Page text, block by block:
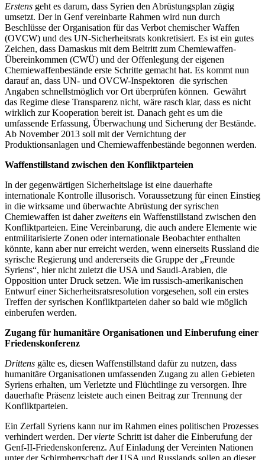
Erstens geht es darum, dass Syrien den Abrüstungsplan zügig
umsetzt. Der in Genf vereinbarte Rahmen wird nun durch
Beschlüsse der Organisation für das Verbot chemischer Waffen
(OVCW) und des UN-Sicherheitsrats konkretisiert. Es ist ein gutes
Zeichen, dass Damaskus mit dem Beitritt zum Chemiewaffen-
Übereinkommen (CWÜ) und der Offenlegung der eigenen
Chemiewaffenbestände erste Schritte gemacht hat. Es kommt nun
darauf an, dass UN- und OVCW-Inspektoren die syrischen
Angaben schnellstmöglich vor Ort überprüfen können. Gewährt
das Regime diese Transparenz nicht, wäre rasch klar, dass es nicht
wirklich zur Kooperation bereit ist. Danach geht es um die
umfassende Erfassung, Überwachung und Sicherung der Bestände.
Ab November 2013 soll mit der Vernichtung der
Produktionsanlagen und Chemiewaffenbestände begonnen werden.
Waffenstillstand zwischen den Konfliktparteien
In der gegenwärtigen Sicherheitslage ist eine dauerhafte
internationale Kontrolle illusorisch. Voraussetzung für einen Einstieg
in die wirksame und überwachte Abrüstung der syrischen
Chemiewaffen ist daherzweitens ein Waffenstillstand zwischen den
Konfliktparteien. Eine Vereinbarung, die auch andere Elemente wie
entmilitarisierte Zonen oder internationale Beobachter enthalten
könnte, kann aber nur erreicht werden, wenn einerseits Russland die
syrische Regierung und andererseits die Gruppe der „Freunde
Syriens“, hier nicht zuletzt die USA und Saudi-Arabien, die
Opposition unter Druck setzen. Wie im russisch-amerikanischen
Entwurf einer Sicherheitsratsresolution vorgesehen, soll ein erstes
Treffen der syrischen Konfliktparteien daher so bald wie möglich
einberufen werden.
Zugang für humanitäre Organisationen und Einberufung einer
Friedenskonferenz
Drittens gälte es, diesen Waffenstillstand dafür zu nutzen, dass
humanitäre Organisationen umfassenden Zugang zu allen Gebieten
Syriens erhalten, um Verletzte und Flüchtlinge zu versorgen. Ihre
dauerhafte Präsenz leistete auch einen Beitrag zur Trennung der
Konfliktparteien.
Ein Zerfall Syriens kann nur im Rahmen eines politischen Prozesses
verhindert werden. Dervierte Schritt ist daher die Einberufung der
Genf-II-Friedenskonferenz. Auf Einladung der Vereinten Nationen
unter der Schirmherrschaft der USA und Russlands sollen an dieser